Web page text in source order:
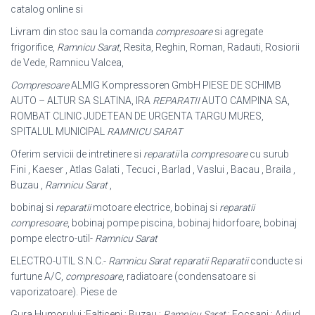
catalog online si
Livram din stoc sau la comanda compresoaresi agregate
frigorifice, Ramnicu Sarat, Resita, Reghin, Roman, Radauti, Rosiorii
de Vede, Ramnicu Valcea,
CompresoareALMIG Kompressoren GmbH PIESE DE SCHIMB
AUTO – ALTUR SA SLATINA, IRA REPARATIIAUTO CAMPINA SA,
ROMBAT CLINIC JUDETEAN DE URGENTA TARGU MURES,
SPITALUL MUNICIPAL RAMNICU SARAT
Oferim servicii de intretinere si reparatiila compresoarecu surub
Fini , Kaeser , Atlas Galati , Tecuci , Barlad , Vaslui , Bacau , Braila ,
Buzau , Ramnicu Sarat,
bobinaj si reparatiimotoare electrice, bobinaj si reparatii
compresoare, bobinaj pompe piscina, bobinaj hidorfoare, bobinaj
pompe electro-util- Ramnicu Sarat
ELECTRO-UTIL S.N.C.- Ramnicu Sarat reparatii Reparatiiconducte si
furtune A/C, compresoare, radiatoare (condensatoare si
vaporizatoare). Piese de